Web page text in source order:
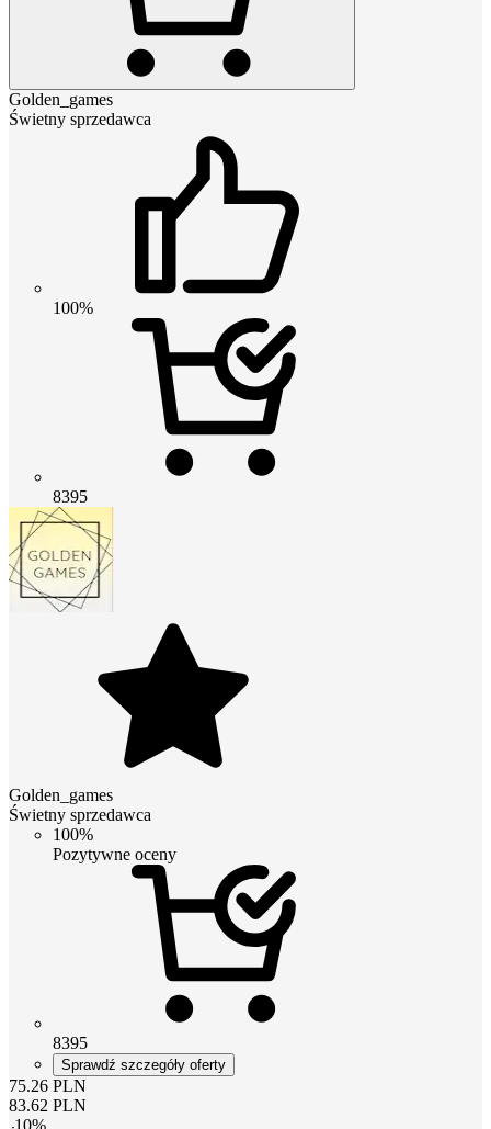
Golden_games
Świetny sprzedawca
100%
8395
Golden_games
Świetny sprzedawca
100%
Pozytywne oceny
8395
Sprawdź szczegóły oferty
75.26 PLN
83.62 PLN
-10%